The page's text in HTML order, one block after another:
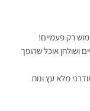
רק פעמיים!
ושולחן אוכל שהופך
מלא עץ ונוח